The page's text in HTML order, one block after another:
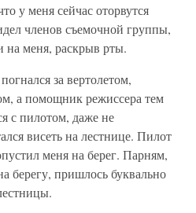
у меня сейчас оторвутся
членов съемочной группы,
на меня, раскрыв рты.
за вертолетом,
а помощник режиссера тем
с пилотом, даже не
висеть на лестнице. Пилот
меня на берег. Парням,
берегу, пришлось буквально